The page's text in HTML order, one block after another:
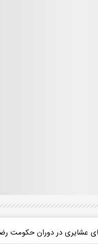
عشایری در دوران حکومت